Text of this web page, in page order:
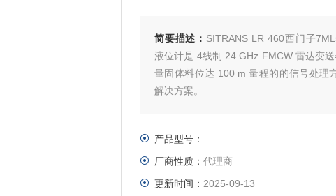
简要描述： SITRANS LR 460西门子
液位计是 4线制 24 GHz FMCW 雷达变
量固体料位达 100 m 量程的的信号处理
解决方案。
产品型号：
厂商性质： 代理商
更新时间： 2025-09-13